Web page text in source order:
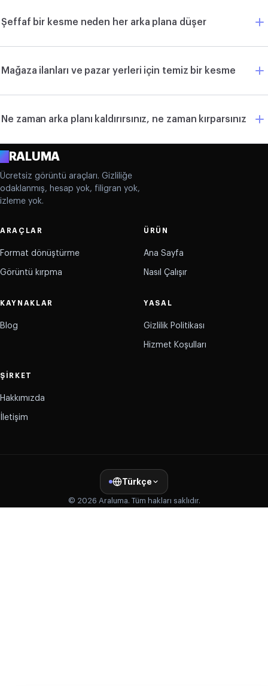
Şeffaf bir kesme neden her arka plana düşer
Mağaza ilanları ve pazar yerleri için temiz bir kesme
Ne zaman arka planı kaldırırsınız, ne zaman kırparsınız
ARALUMA
Ücretsiz görüntü araçları. Gizliliğe
odaklanmış, hesap yok, filigran yok,
izleme yok.
ARAÇLAR
Format dönüştürme
Görüntü kırpma
ÜRÜN
Ana Sayfa
Nasıl Çalışır
KAYNAKLAR
Blog
YASAL
Gizlilik Politikası
Hizmet Koşulları
ŞIRKET
Hakkımızda
İletişim
Türkçe
© 2026 Araluma. Tüm hakları saklıdır.